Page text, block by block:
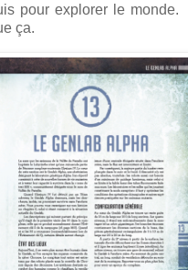
pour explorer le monde.
ça.